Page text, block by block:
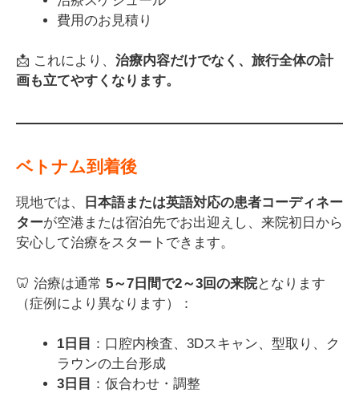
費用のお見積り
📩 これにより、 治療内容だけでなく、旅行全体の計
画も立てやすくなります。
ベトナム到着後
現地では、
日本語または英語対応の患者コーディネー
ターが空港または宿泊先でお出迎えし、来院初日から
安心して治療をスタートできます。
🦷 治療は通常 5～7日間で2～3回の来院となります
（症例により異なります）：
1日目 ：口腔内検査、3Dスキャン、型取り、ク
ラウンの土台形成
3日目 ：仮合わせ・調整